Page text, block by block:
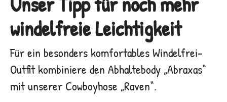
windelfreie Leichtigkeit
Für ein besonders komfortables Windelfrei-
Outfit kombiniere den Abhaltebody „Abraxas“
mit unserer Cowboyhose „Raven“.